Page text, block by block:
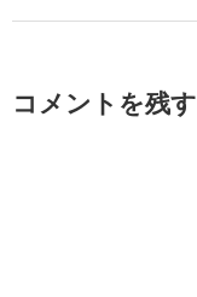
コメントを残す